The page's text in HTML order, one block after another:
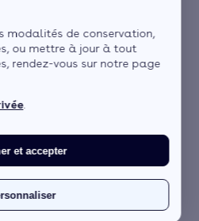
modalités de conservation,
ou mettre à jour à tout
rendez-vous sur notre page
.
et accepter
un
de l'air pour un